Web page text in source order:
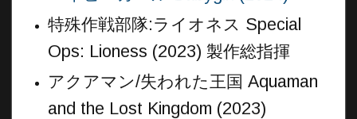
特殊作戦部隊:ライオネス Special
Ops: Lioness (2023) 製作総指揮
アクアマン/失われた王国 Aquaman
and the Lost Kingdom (2023)